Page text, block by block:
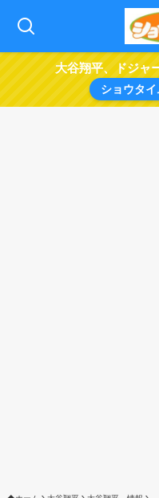
大谷翔平、ドジャ
ショウタ